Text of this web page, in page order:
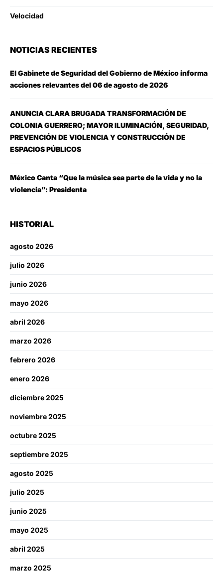
Velocidad
NOTICIAS RECIENTES
El Gabinete de Seguridad del Gobierno de México informa
acciones relevantes del 06 de agosto de 2026
ANUNCIA CLARA BRUGADA TRANSFORMACIÓN DE
COLONIA GUERRERO; MAYOR ILUMINACIÓN, SEGURIDAD,
PREVENCIÓN DE VIOLENCIA Y CONSTRUCCIÓN DE
ESPACIOS PÚBLICOS
México Canta “Que la música sea parte de la vida y no la
violencia”: Presidenta
HISTORIAL
agosto 2026
julio 2026
junio 2026
mayo 2026
abril 2026
marzo 2026
febrero 2026
enero 2026
diciembre 2025
noviembre 2025
octubre 2025
septiembre 2025
agosto 2025
julio 2025
junio 2025
mayo 2025
abril 2025
marzo 2025